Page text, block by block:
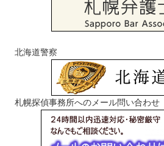
北海道警察
札幌探偵事務所へのメール問い合わせ